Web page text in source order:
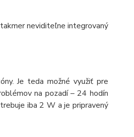
neviditeľne integrovaný
Je teda možné využiť pre
na pozadí – 24 hodín
iba 2 W a je pripravený